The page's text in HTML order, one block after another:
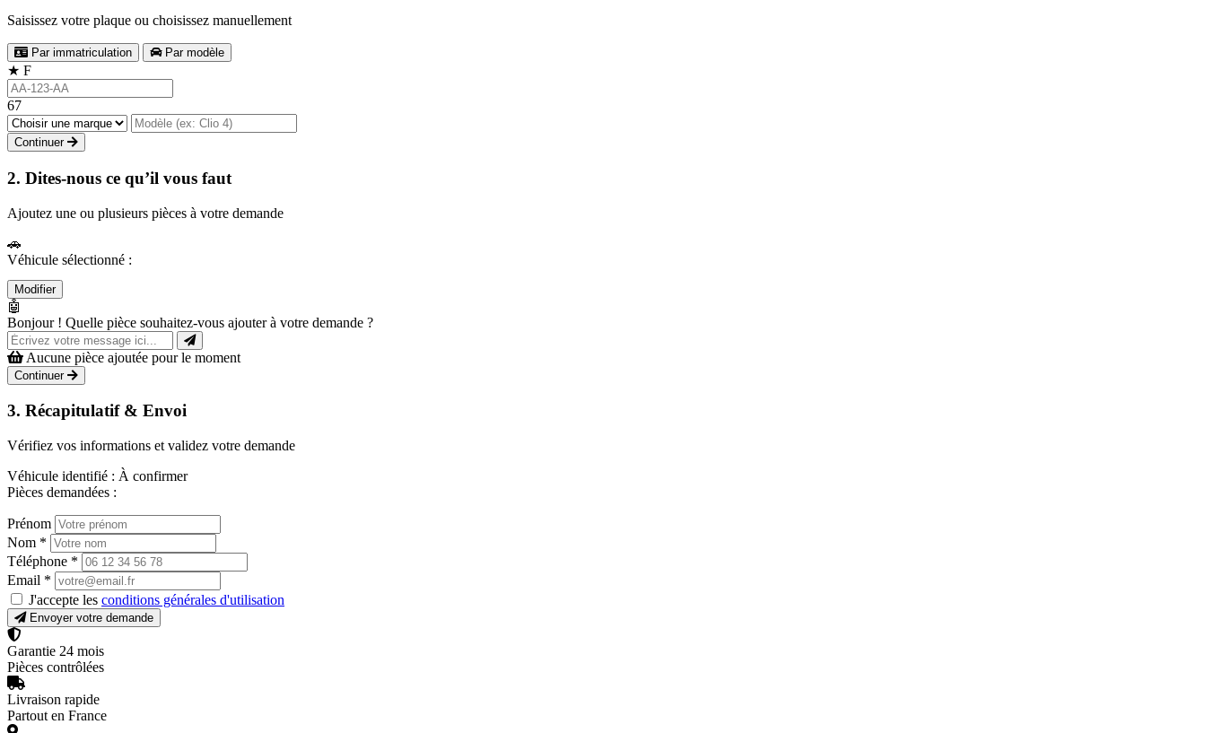
Saisissez votre plaque ou choisissez manuellement
Par immatriculation Par modèle
★ F
67
Continuer
2. Dites-nous ce qu’il vous faut
Ajoutez une ou plusieurs pièces à votre demande
🚗
Véhicule sélectionné :
Modifier
🤖
Bonjour ! Quelle pièce souhaitez-vous ajouter à votre demande ?
Aucune pièce ajoutée pour le moment
Continuer
3. Récapitulatif & Envoi
Vérifiez vos informations et validez votre demande
Véhicule identifié : À confirmer
Pièces demandées :
Prénom
Nom *
Téléphone *
Email *
J'accepte les conditions générales d'utilisation
Envoyer votre demande
Garantie 24 mois
Pièces contrôlées
Livraison rapide
Partout en France